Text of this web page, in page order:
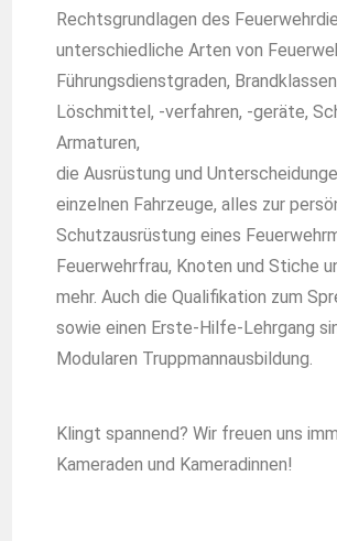
Rechtsgrundlagen des
unterschiedliche Arten von
Führungsdienstgraden,
Löschmittel, -verfahren, -geräte,
Armaturen,
die Ausrüstung und
einzelnen Fahrzeuge, alles zur
Schutzausrüstung eines
Feuerwehrfrau, Knoten und Stiche
mehr. Auch die Qualifikation zum
sowie einen Erste-Hilfe-Lehrgang
Modularen Truppmannausbildung.
Klingt spannend? Wir freuen uns
Kameraden und Kameradinnen!